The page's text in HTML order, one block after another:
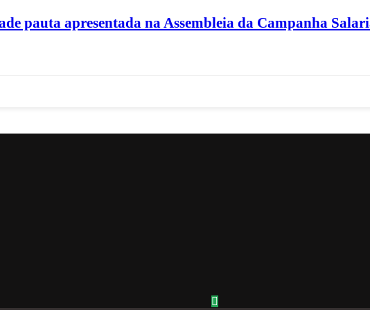
pauta apresentada na Assembleia da Campanha